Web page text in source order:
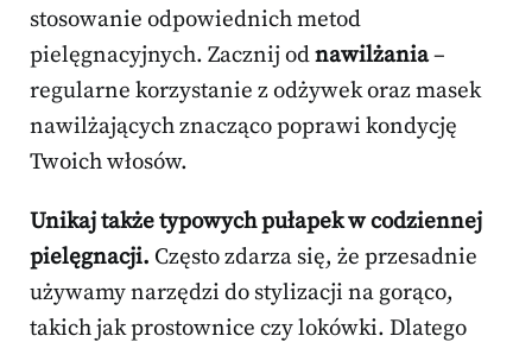
stosowanie odpowiednich metod
pielęgnacyjnych. Zacznij odnawilżania–
regularne korzystanie z odżywek oraz masek
nawilżających znacząco poprawi kondycję
Twoich włosów.
Unikaj także typowych pułapek w codziennej
pielęgnacji. Często zdarza się, że przesadnie
używamy narzędzi do stylizacji na gorąco,
takich jak prostownice czy lokówki. Dlatego